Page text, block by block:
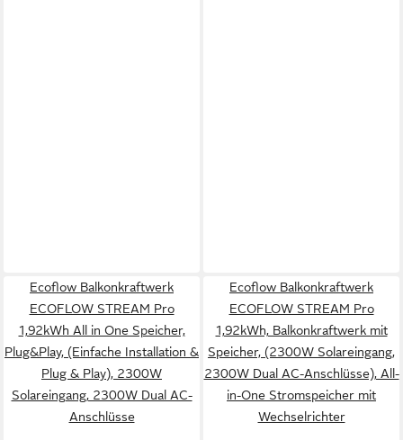
Ecoflow Balkonkraftwerk
ECOFLOW STREAM Pro
1,92kWh All in One Speicher,
Plug&Play, (Einfache Installation &
Plug & Play), 2300W
Solareingang, 2300W Dual AC-
Anschlüsse
Ecoflow Balkonkraftwerk
ECOFLOW STREAM Pro
1,92kWh, Balkonkraftwerk mit
Speicher, (2300W Solareingang,
2300W Dual AC-Anschlüsse), All-
in-One Stromspeicher mit
Wechselrichter